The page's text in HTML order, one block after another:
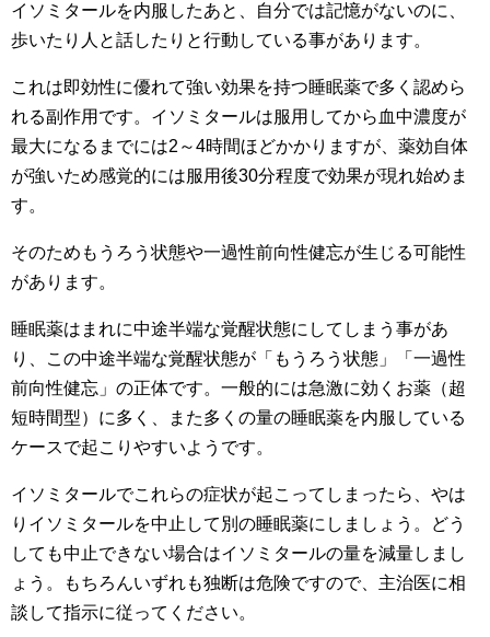
イソミタールを内服したあと、自分では記憶がないのに、
歩いたり人と話したりと行動している事があります。
これは即効性に優れて強い効果を持つ睡眠薬で多く認めら
れる副作用です。イソミタールは服用してから血中濃度が
最大になるまでには2～4時間ほどかかりますが、薬効自体
が強いため感覚的には服用後30分程度で効果が現れ始めま
す。
そのためもうろう状態や一過性前向性健忘が生じる可能性
があります。
睡眠薬はまれに中途半端な覚醒状態にしてしまう事があ
り、この中途半端な覚醒状態が「もうろう状態」「一過性
前向性健忘」の正体です。一般的には急激に効くお薬（超
短時間型）に多く、また多くの量の睡眠薬を内服している
ケースで起こりやすいようです。
イソミタールでこれらの症状が起こってしまったら、やは
りイソミタールを中止して別の睡眠薬にしましょう。どう
しても中止できない場合はイソミタールの量を減量しまし
ょう。もちろんいずれも独断は危険ですので、主治医に相
談して指示に従ってください。